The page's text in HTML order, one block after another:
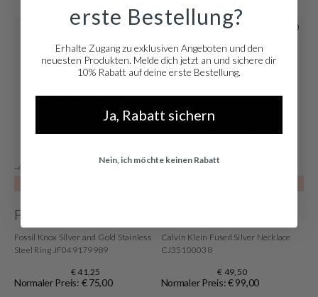
-45%
Fossil
Fossil Knox Silver and Gold Stainless
Steel Ring JF049179989
€ 41,25
Normaler Preis: € 75,00
Calvin Klein Fused Silver Necklace
CJ35100038
€ 49,50
Normaler Preis: € 99,00
erste Bestellung?
Erhalte Zugang zu exklusiven Angeboten und den
neuesten Produkten. Melde dich jetzt an und sichere dir
10% Rabatt auf deine erste Bestellung.
Ja, Rabatt sichern
Nein, ich möchte keinen Rabatt